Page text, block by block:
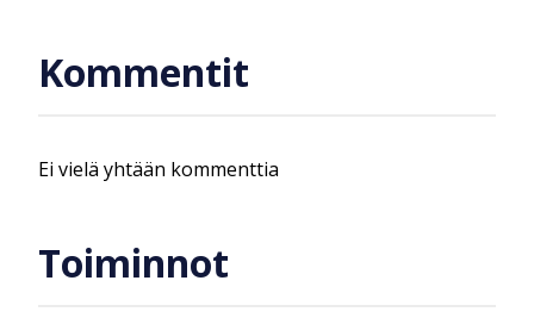
Kommentit
Ei vielä yhtään kommenttia
Toiminnot